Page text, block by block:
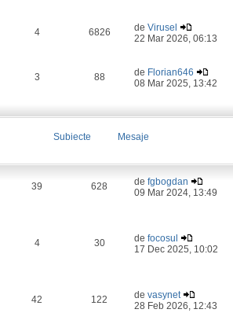
4 6826 deVirusel
22 Mar 2026, 06:13
3 88 de Florian646
08 Mar 2025, 13:42
Subiecte
Mesaje
39 628 defgbogdan
09 Mar 2024, 13:49
4 30 defocosul
17 Dec 2025, 10:02
42 122 devasynet
28 Feb 2026, 12:43